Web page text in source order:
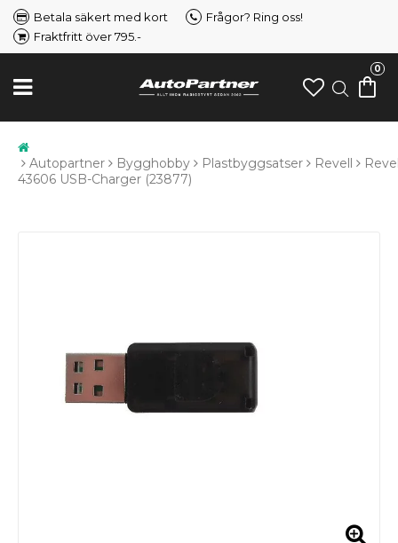
Betala säkert med kort
Frågor? Ring oss!
Fraktfritt över 795.-
0
Autopartner Bygghobby Plastbyggsatser Revell
43606 USB-Charger (23877)